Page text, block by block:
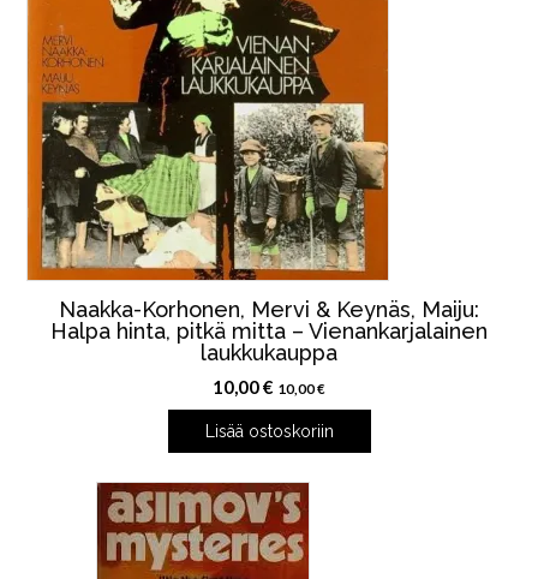
Naakka-Korhonen, Mervi & Keynäs, Maiju:
Halpa hinta, pitkä mitta – Vienankarjalainen
laukkukauppa
10,00€ 10,00€
Lisää ostoskoriin